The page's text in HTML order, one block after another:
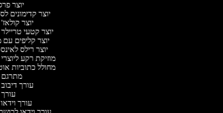
יוצר
יוצר קדימונים
יוצר
יוצר קטעי
יוצר קליפים
יוצר רילס
מוזיקת רקע
מחולל כתוביות
עורך
עורך